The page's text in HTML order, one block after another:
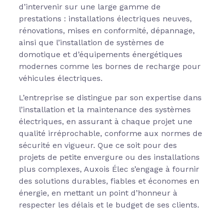
d’intervenir sur une large gamme de
prestations : installations électriques neuves,
rénovations, mises en conformité, dépannage,
ainsi que l’installation de systèmes de
domotique et d’équipements énergétiques
modernes comme les bornes de recharge pour
véhicules électriques.
L’entreprise se distingue par son expertise dans
l’installation et la maintenance des systèmes
électriques, en assurant à chaque projet une
qualité irréprochable, conforme aux normes de
sécurité en vigueur. Que ce soit pour des
projets de petite envergure ou des installations
plus complexes, Auxois Élec s’engage à fournir
des solutions durables, fiables et économes en
énergie, en mettant un point d’honneur à
respecter les délais et le budget de ses clients.